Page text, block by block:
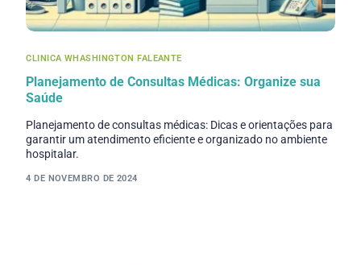
CLINICA WHASHINGTON FALEANTE
Planejamento de Consultas Médicas: Organize sua
Saúde
Planejamento de consultas médicas: Dicas e orientações para
garantir um atendimento eficiente e organizado no ambiente
hospitalar.
4 DE NOVEMBRO DE 2024